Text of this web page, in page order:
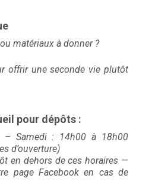
matériaux à donner ?
offrir une seconde vie plutôt
pour dépôts :
– Samedi : 14h00 à 18h00
d’ouverture)
en dehors de ces horaires —
page Facebook en cas de